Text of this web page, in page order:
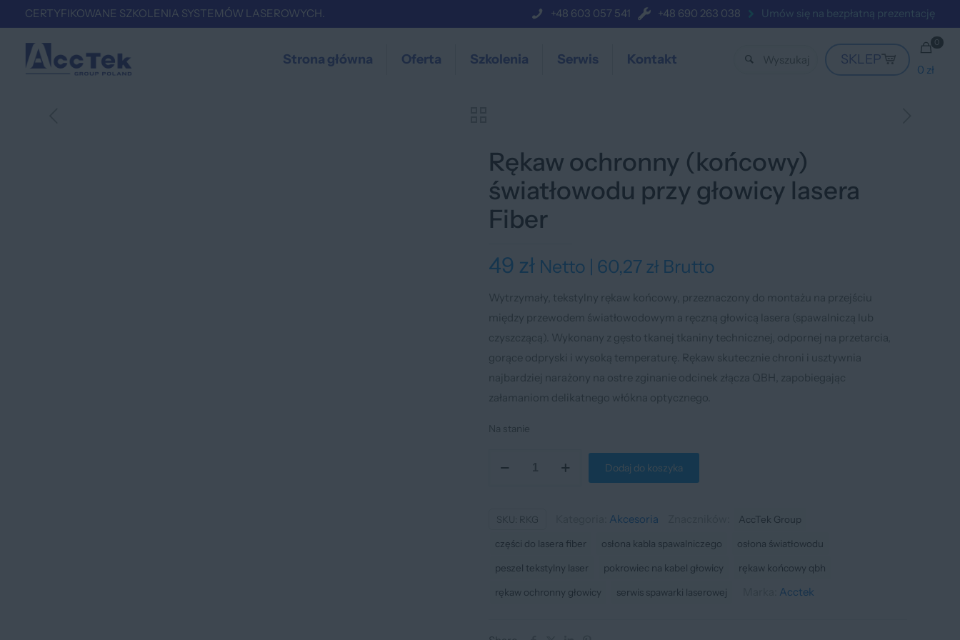
CERTYFIKOWANE SZKOLENIA SYSTEMÓW LASEROWYCH. +48 603 057 541 +48 690 263 038 Umów się na bezpłatną prezentację
Strona główna Oferta Szkolenia Serwis Kontakt SKLEP
0
0 zł
Rękaw ochronny (końcowy)
światłowodu przy głowicy lasera
Fiber
49 zł Netto | 60,27 zł Brutto
Wytrzymały, tekstylny rękaw końcowy, przeznaczony do montażu na przejściu
między przewodem światłowodowym a ręczną głowicą lasera (spawalniczą lub
czyszczącą). Wykonany z gęsto tkanej tkaniny technicznej, odpornej na przetarcia,
gorące odpryski i wysoką temperaturę. Rękaw skutecznie chroni i usztywnia
najbardziej narażony na ostre zginanie odcinek złącza QBH, zapobiegając
załamaniom delikatnego włókna optycznego.
Na stanie
(końcowy)
światłowodu
głowicy
lasera
Dodaj do koszyka
SKU: RKG Akcesoria AccTek Group
części do lasera fiber osłona kabla spawalniczego osłona światłowodu
peszel tekstylny laser pokrowiec na kabel głowicy rękaw końcowy qbh
rękaw ochronny głowicy serwis spawarki laserowej Acctek